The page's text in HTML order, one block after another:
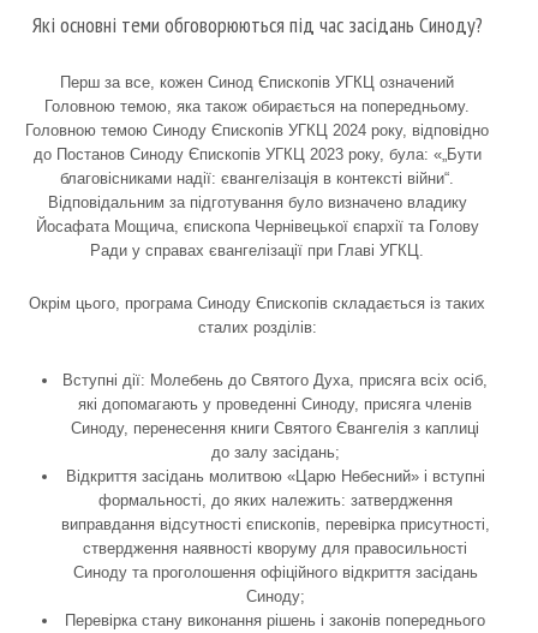
Які основні теми обговорюються під час засідань Синоду?
Перш за все, кожен Синод Єпископів УГКЦ означений
Головною темою, яка також обирається на попередньому.
Головною темою Синоду Єпископів УГКЦ 2024 року, відповідно
до Постанов Синоду Єпископів УГКЦ 2023 року, була: «„Бути
благовісниками надії: євангелізація в контексті війни“.
Відповідальним за підготування було визначено владику
Йосафата Мощича, єпископа Чернівецької єпархії та Голову
Ради у справах євангелізації при Главі УГКЦ.
Окрім цього, програма Синоду Єпископів складається із таких
сталих розділів:
Вступні дії: Молебень до Святого Духа, присяга всіх осіб,
які допомагають у проведенні Синоду, присяга членів
Синоду, перенесення книги Святого Євангелія з каплиці
до залу засідань;
Відкриття засідань молитвою «Царю Небесний» і вступні
формальності, до яких належить: затвердження
виправдання відсутності єпископів, перевірка присутності,
ствердження наявності кворуму для правосильності
Синоду та проголошення офіційного відкриття засідань
Синоду;
Перевірка стану виконання рішень і законів попереднього